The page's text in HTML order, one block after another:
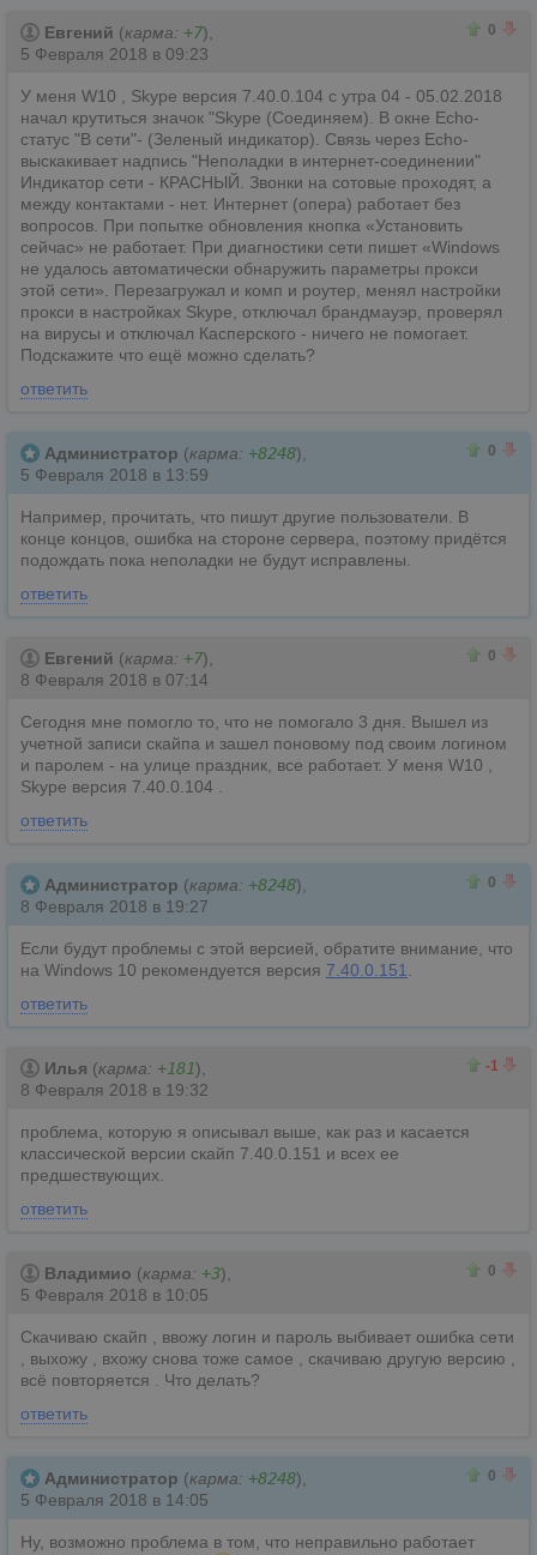
0
Евгений (карма: +7),
5 Февраля 2018 в 09:23
У меня W10 , Skype версия 7.40.0.104 с утра 04 - 05.02.2018
начал крутиться значок "Skype (Соединяем). В окне Echo-
статус "В сети"- (Зеленый индикатор). Связь через Echo-
выскакивает надпись "Неполадки в интернет-соединении"
Индикатор сети - КРАСНЫЙ. Звонки на сотовые проходят, а
между контактами - нет. Интернет (опера) работает без
вопросов. При попытке обновления кнопка «Установить
сейчас» не работает. При диагностики сети пишет «Windows
не удалось автоматически обнаружить параметры прокси
этой сети». Перезагружал и комп и роутер, менял настройки
прокси в настройках Skype, отключал брандмауэр, проверял
на вирусы и отключал Касперского - ничего не помогает.
Подскажите что ещё можно сделать?
ответить
0
Администратор (карма: +8248),
5 Февраля 2018 в 13:59
Например, прочитать, что пишут другие пользователи. В
конце концов, ошибка на стороне сервера, поэтому придётся
подождать пока неполадки не будут исправлены.
ответить
0
Евгений (карма: +7),
8 Февраля 2018 в 07:14
Сегодня мне помогло то, что не помогало 3 дня. Вышел из
учетной записи скайпа и зашел поновому под своим логином
и паролем - на улице праздник, все работает. У меня W10 ,
Skype версия 7.40.0.104 .
ответить
0
Администратор (карма: +8248),
8 Февраля 2018 в 19:27
Если будут проблемы с этой версией, обратите внимание, что
на Windows 10 рекомендуется версия 7.40.0.151
ответить
-1
Илья (карма: +181),
8 Февраля 2018 в 19:32
проблема, которую я описывал выше, как раз и касается
классической версии скайп 7.40.0.151 и всех ее
предшествующих.
ответить
0
Владимио (карма: +3),
5 Февраля 2018 в 10:05
Скачиваю скайп , ввожу логин и пароль выбивает ошибка сети
, выхожу , вхожу снова тоже самое , скачиваю другую версию ,
всё повторяется . Что делать?
ответить
0
Администратор (карма: +8248),
5 Февраля 2018 в 14:05
Ну, возможно проблема в том, что неправильно работает